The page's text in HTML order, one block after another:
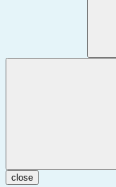
close